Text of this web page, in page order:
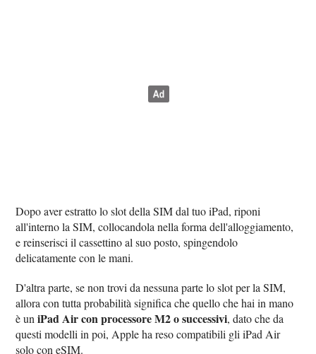
Dopo aver estratto lo slot della SIM dal tuo iPad, riponi
all'interno la SIM, collocandola nella forma dell'alloggiamento,
e reinserisci il cassettino al suo posto, spingendolo
delicatamente con le mani.
D'altra parte, se non trovi da nessuna parte lo slot per la SIM,
allora con tutta probabilità significa che quello che hai in mano
è uniPad Air con processore M2 o successivi, dato che da
questi modelli in poi, Apple ha reso compatibili gli iPad Air
solo con eSIM.